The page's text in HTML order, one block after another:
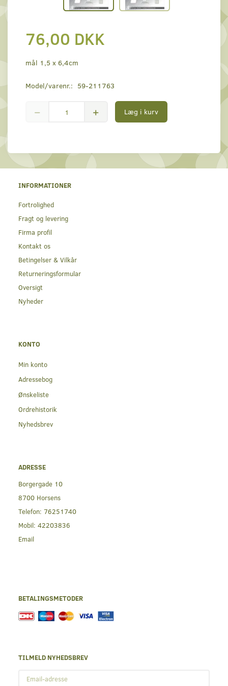
76,00 DKK
mål 1,5 x 6,4cm
Model/varenr.: 59-211763
Læg i kurv
INFORMATIONER
Fortrolighed
Fragt og levering
Firma profil
Kontakt os
Betingelser & Vilkår
Returneringsformular
Oversigt
Nyheder
KONTO
Min konto
Adressebog
Ønskeliste
Ordrehistorik
Nyhedsbrev
ADRESSE
Borgergade 10
8700 Horsens
Telefon: 76251740
Mobil: 42203836
Email
BETALINGSMETODER
TILMELD NYHEDSBREV
adresse